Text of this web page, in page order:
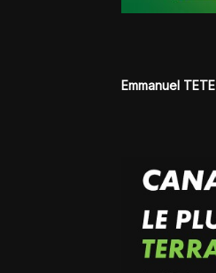
Emmanuel TETE